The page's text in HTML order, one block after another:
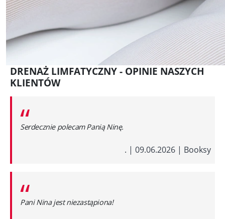
DRENAŻ LIMFATYCZNY - OPINIE NASZYCH
KLIENTÓW
“
Serdecznie polecam Panią Ninę.
. | 09.06.2026 | Booksy
“
Pani Nina jest niezastąpiona!